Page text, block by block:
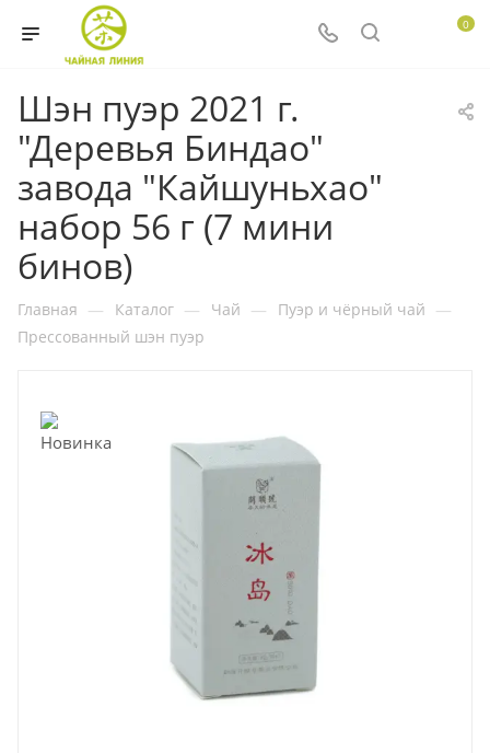
0
Шэн пуэр 2021 г.
"Деревья Биндао"
завода "Кайшуньхао"
набор 56 г (7 мини
бинов)
Главная — Каталог — Чай — Пуэр и чёрный чай —
Прессованный шэн пуэр